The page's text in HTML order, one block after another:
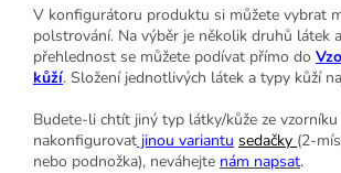
V konfigurátoru produktu si můžete vybrat
polstrování. Na výběr je několik druhů látek
přehlednost se můžete podívat přímo do
kůží. Složení jednotlivých látek a typy kůží
Budete-li chtít jiný typ látky/kůže ze
nakonfigurovat jinou variantu sedačky (2-
nebo podnožka), neváhejte nám napsat.